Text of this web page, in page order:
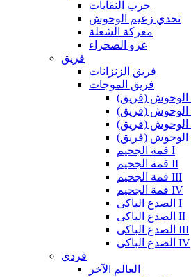
حرب النقابات
تحدي زعيم الوحوش
معركة الشعلة
غزو الصحراء
فريق
فريق الزنزانات
فريق الموجات
قمة الجحيم I
قمة الجحيم II
قمة الجحيم III
قمة الجحيم IV
الصدع الباكى I
الصدع الباكى II
الصدع الباكى III
الصدع الباكى IV
فردي
العالم الآخر